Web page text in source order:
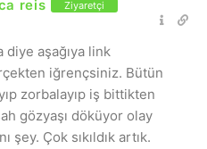
reis Ziyaretçi
diye aşağıya link
iğrençsiniz. Bütün
zorbalayıp iş bittikten
gözyaşı döküyor olay
şey. Çok sıkıldık artık.